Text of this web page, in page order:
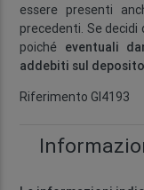
essere presenti
precedenti. Se
poiché eventuali
addebiti sul
Riferimento GI4193